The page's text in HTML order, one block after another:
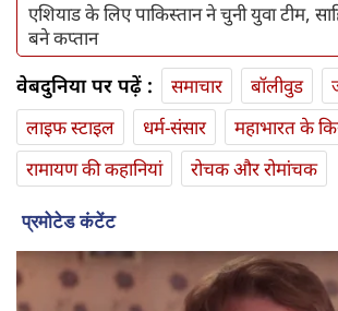
एशियाड के लिए पाकिस्तान ने चुनी युवा टीम,
बने कप्तान
वेबदुनिया पर पढ़ें : समाचार बॉलीवुड
लाइफ स्‍टाइल
धर्म-संसार
महाभारत के
रामायण की कहानियां
रोचक और रोमांचक